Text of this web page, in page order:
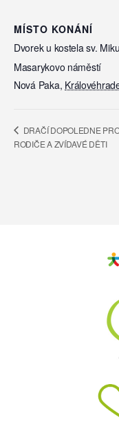
MÍSTO KONÁNÍ
Dvorek u kostela sv.
Masarykovo náměstí
Nová Paka,
DRAČÍ DOPOLEDNE
RODIČE A ZVÍDAVÉ DĚTI